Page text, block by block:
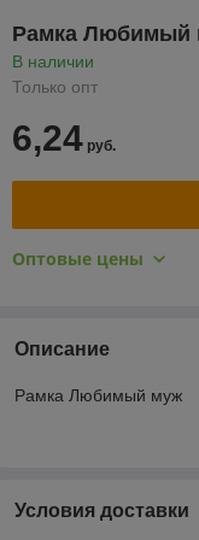
Рамка Любимый
В наличии
Только опт
6,24 руб.
Оптовые цены
Описание
Рамка Любимый муж
Условия доставки